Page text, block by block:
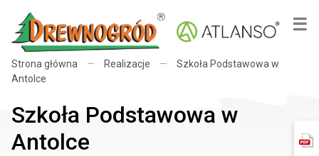
☰
×
Strona główna — Realizacje —
Szkoła Podstawowa w
Antolce
Szkoła Podstawowa w
Antolce